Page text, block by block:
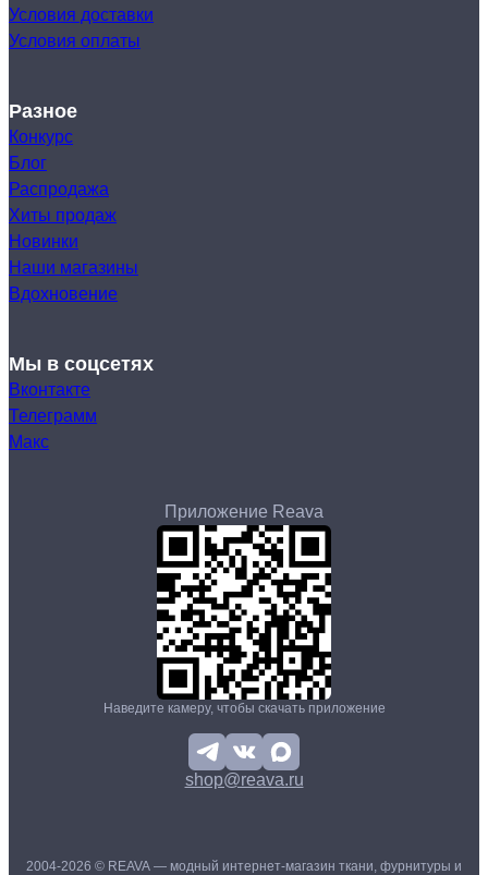
Условия доставки
Условия оплаты
Разное
Конкурс
Блог
Распродажа
Хиты продаж
Новинки
Наши магазины
Вдохновение
Мы в соцсетях
Вконтакте
Телеграмм
Макс
Приложение Reava
Наведите камеру, чтобы скачать приложение
shop@reava.ru
2004-2026 © REAVA — модный интернет-магазин ткани, фурнитуры и